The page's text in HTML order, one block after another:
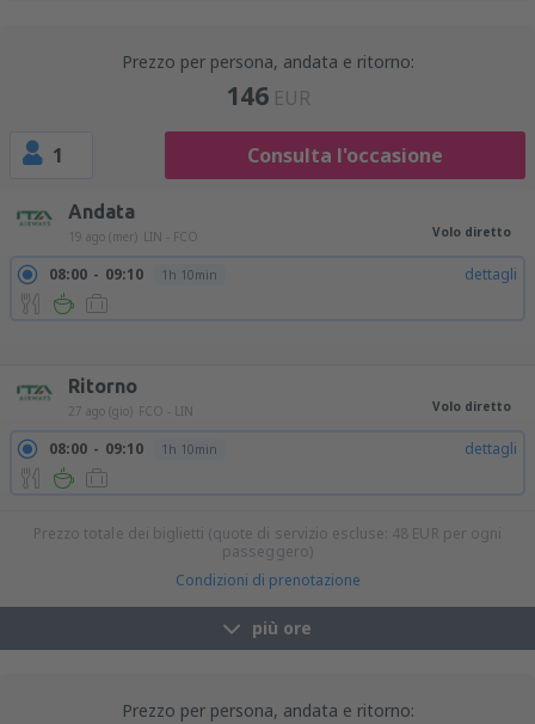
Prezzo per persona, andata e ritorno:
146 EUR
1 Consulta l'occasione
Andata
19 ago (mer) LIN - FCO Volo diretto
08:00 09:10 1h 10min dettagli
Ritorno
27 ago (gio) FCO - LIN Volo diretto
08:00 09:10 1h 10min dettagli
Prezzo totale dei biglietti (quote di servizio escluse: 48 EUR per ogni
passeggero)
Condizioni di prenotazione
più ore
Prezzo per persona, andata e ritorno: